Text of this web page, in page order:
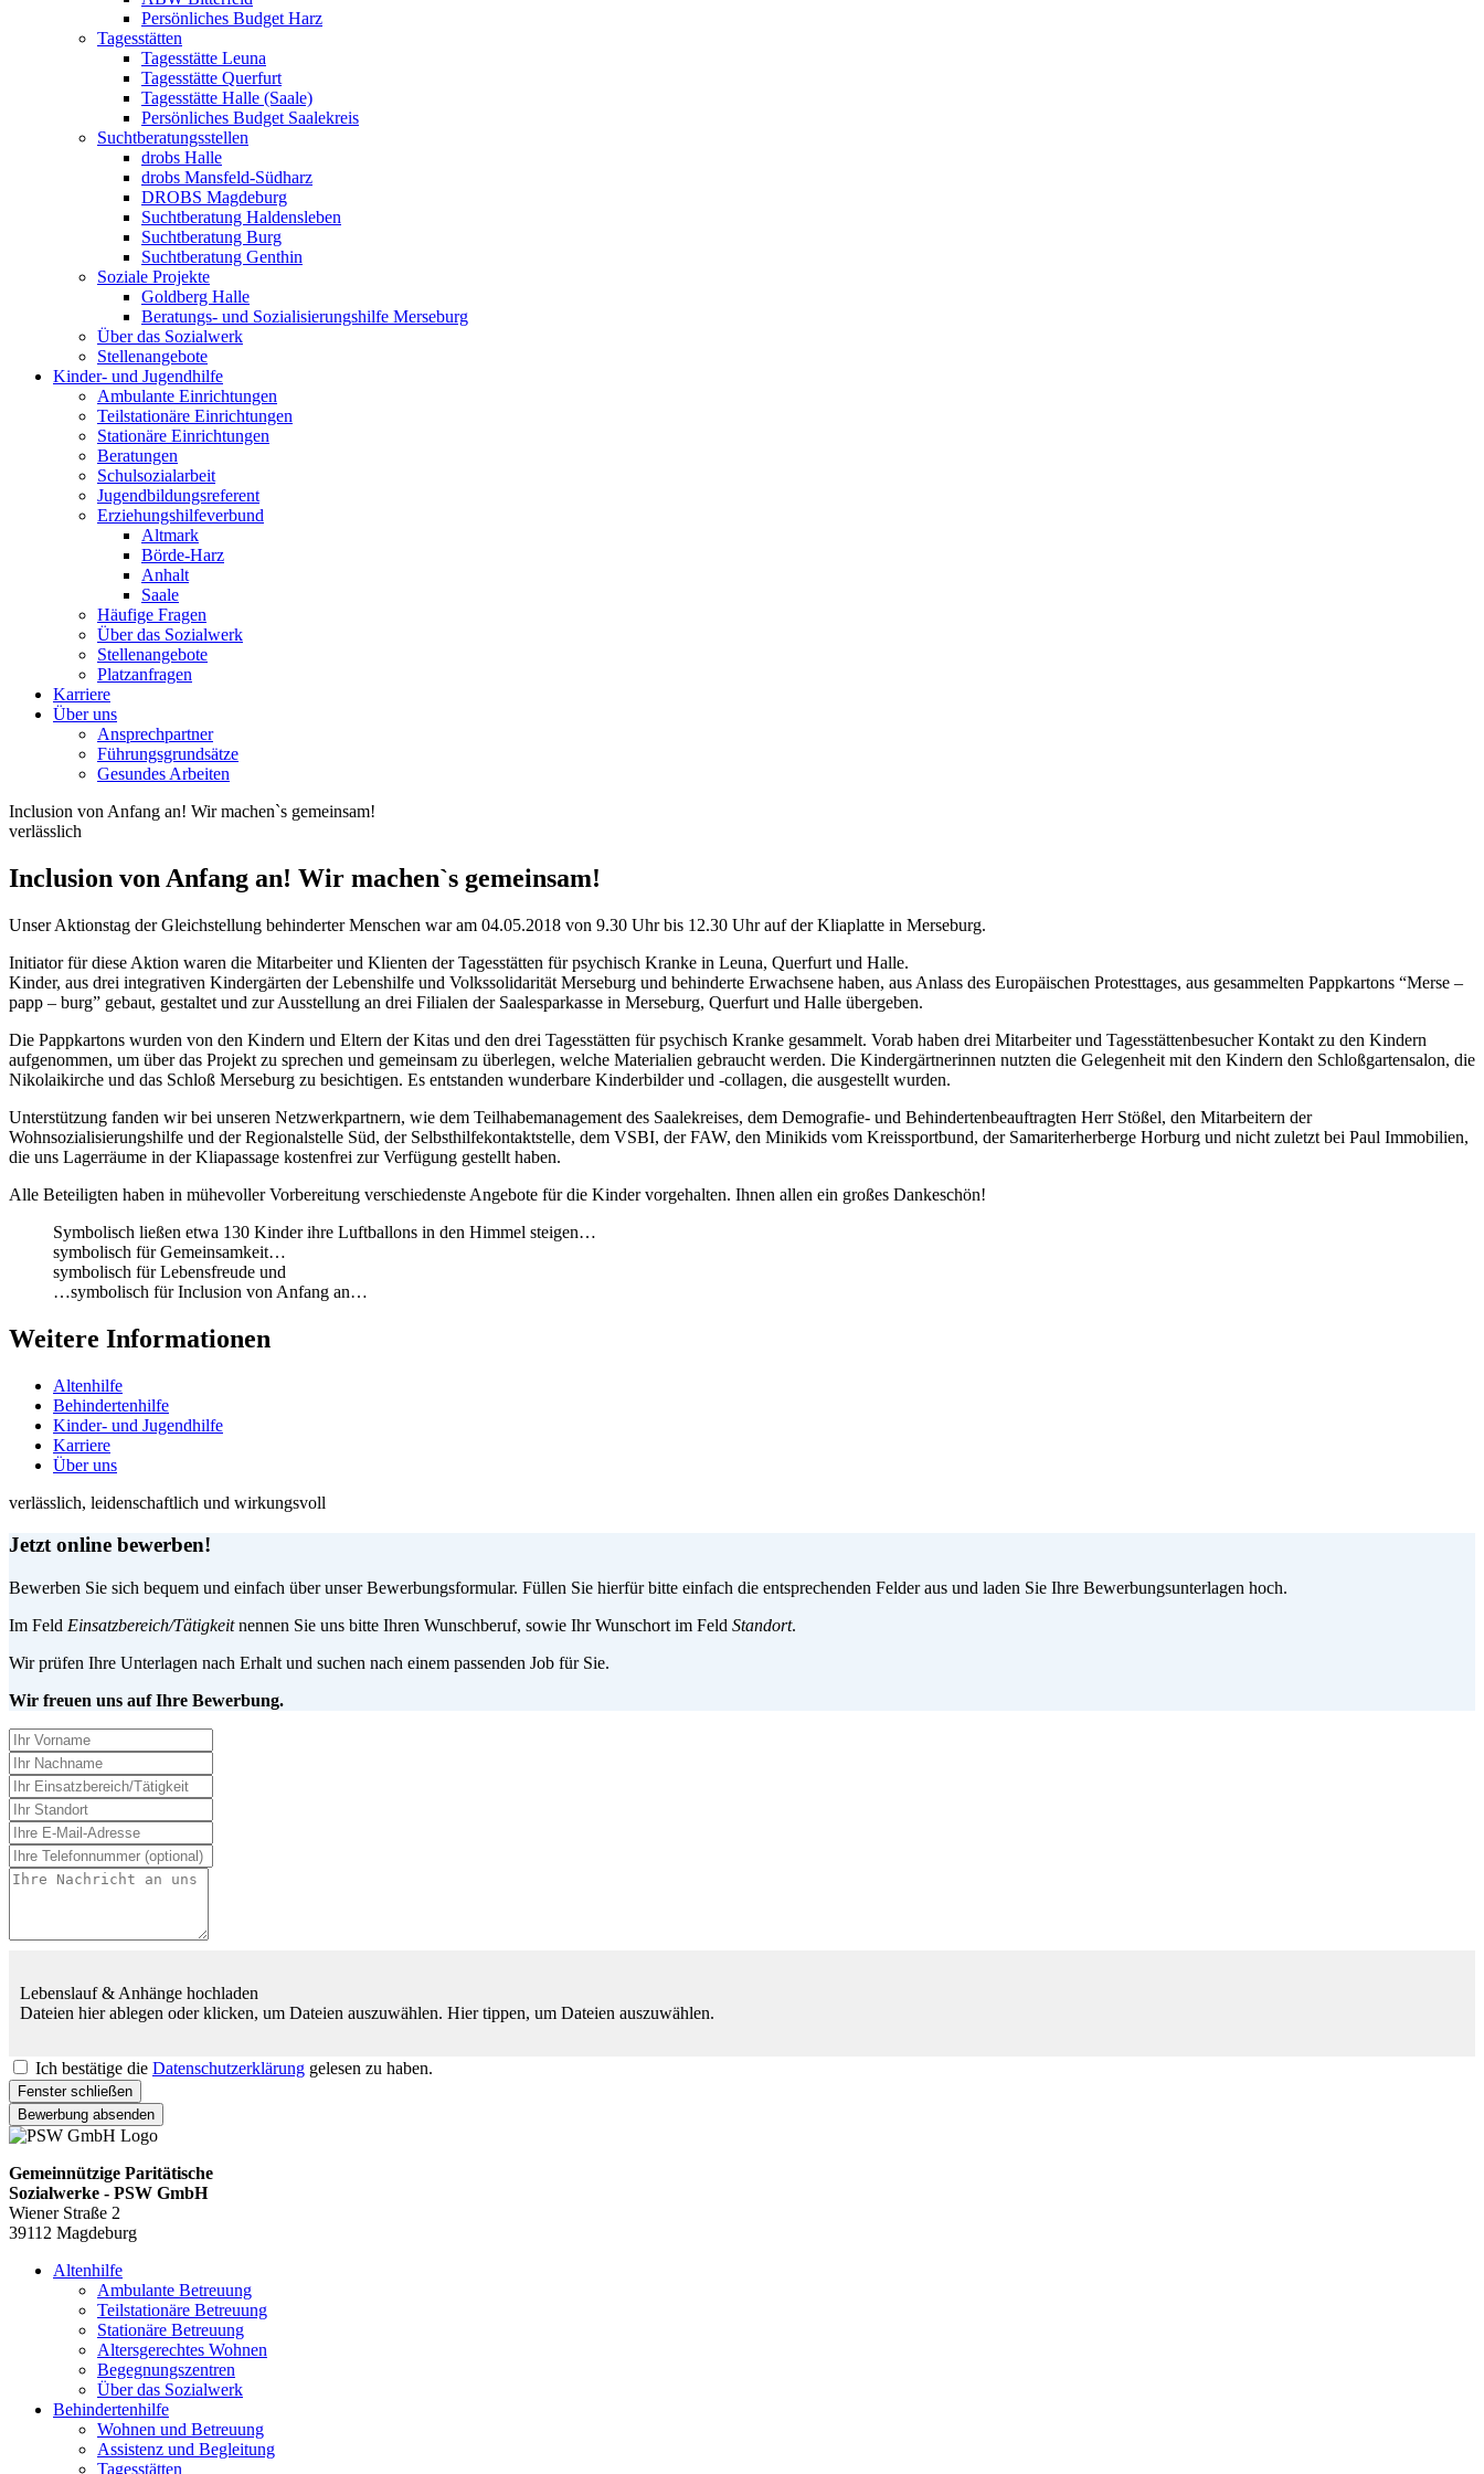
Persönliches Budget Harz
Tagesstätten
Tagesstätte Leuna
Tagesstätte Querfurt
Tagesstätte Halle (Saale)
Persönliches Budget Saalekreis
Suchtberatungsstellen
drobs Halle
drobs Mansfeld-Südharz
DROBS Magdeburg
Suchtberatung Haldensleben
Suchtberatung Burg
Suchtberatung Genthin
Soziale Projekte
Goldberg Halle
Beratungs- und Sozialisierungshilfe Merseburg
Über das Sozialwerk
Stellenangebote
Kinder- und Jugendhilfe
Ambulante Einrichtungen
Teilstationäre Einrichtungen
Stationäre Einrichtungen
Beratungen
Schulsozialarbeit
Jugendbildungsreferent
Erziehungshilfeverbund
Altmark
Börde-Harz
Anhalt
Saale
Häufige Fragen
Über das Sozialwerk
Stellenangebote
Platzanfragen
Karriere
Über uns
Ansprechpartner
Führungsgrundsätze
Gesundes Arbeiten
Inclusion von Anfang an! Wir machen`s gemeinsam!
verlässlich
Inclusion von Anfang an! Wir machen`s gemeinsam!
Unser Aktionstag der Gleichstellung behinderter Menschen war am 04.05.2018 von 9.30 Uhr bis 12.30 Uhr auf der Kliaplatte in Merseburg.
Initiator für diese Aktion waren die Mitarbeiter und Klienten der Tagesstätten für psychisch Kranke in Leuna, Querfurt und Halle.
Kinder, aus drei integrativen Kindergärten der Lebenshilfe und Volkssolidarität Merseburg und behinderte Erwachsene haben, aus Anlass des Europäischen Protesttages, aus gesammelten Pappkartons “Merse –
papp – burg” gebaut, gestaltet und zur Ausstellung an drei Filialen der Saalesparkasse in Merseburg, Querfurt und Halle übergeben.
Die Pappkartons wurden von den Kindern und Eltern der Kitas und den drei Tagesstätten für psychisch Kranke gesammelt. Vorab haben drei Mitarbeiter und Tagesstättenbesucher Kontakt zu den Kindern
aufgenommen, um über das Projekt zu sprechen und gemeinsam zu überlegen, welche Materialien gebraucht werden. Die Kindergärtnerinnen nutzten die Gelegenheit mit den Kindern den Schloßgartensalon, die
Nikolaikirche und das Schloß Merseburg zu besichtigen. Es entstanden wunderbare Kinderbilder und -collagen, die ausgestellt wurden.
Unterstützung fanden wir bei unseren Netzwerkpartnern, wie dem Teilhabemanagement des Saalekreises, dem Demografie- und Behindertenbeauftragten Herr Stößel, den Mitarbeitern der
Wohnsozialisierungshilfe und der Regionalstelle Süd, der Selbsthilfekontaktstelle, dem VSBI, der FAW, den Minikids vom Kreissportbund, der Samariterherberge Horburg und nicht zuletzt bei Paul Immobilien,
die uns Lagerräume in der Kliapassage kostenfrei zur Verfügung gestellt haben.
Alle Beteiligten haben in mühevoller Vorbereitung verschiedenste Angebote für die Kinder vorgehalten. Ihnen allen ein großes Dankeschön!
Symbolisch ließen etwa 130 Kinder ihre Luftballons in den Himmel steigen…
symbolisch für Gemeinsamkeit…
symbolisch für Lebensfreude und
…symbolisch für Inclusion von Anfang an…
Weitere Informationen
Altenhilfe
Behindertenhilfe
Kinder- und Jugendhilfe
Karriere
Über uns
verlässlich, leidenschaftlich und wirkungsvoll
Jetzt online bewerben!
Bewerben Sie sich bequem und einfach über unser Bewerbungsformular. Füllen Sie hierfür bitte einfach die entsprechenden Felder aus und laden Sie Ihre Bewerbungsunterlagen hoch.
Im Feld Einsatzbereich/Tätigkeitnennen Sie uns bitte Ihren Wunschberuf, sowie Ihr Wunschort im Feld Standort.
Wir prüfen Ihre Unterlagen nach Erhalt und suchen nach einem passenden Job für Sie.
Wir freuen uns auf Ihre Bewerbung.
Lebenslauf & Anhänge hochladen
Dateien hier ablegen oder klicken, um Dateien auszuwählen. Hier tippen, um Dateien auszuwählen.
Ich bestätige die Datenschutzerklärung gelesen zu haben.
Fenster schließen
Bewerbung absenden
Gemeinnützige Paritätische
Sozialwerke - PSW GmbH
Wiener Straße 2
39112 Magdeburg
Altenhilfe
Ambulante Betreuung
Teilstationäre Betreuung
Stationäre Betreuung
Altersgerechtes Wohnen
Begegnungszentren
Über das Sozialwerk
Behindertenhilfe
Wohnen und Betreuung
Assistenz und Begleitung
Tagesstätten